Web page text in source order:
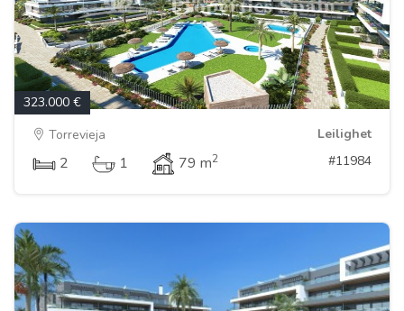
323.000 €
Torrevieja
Leilighet
2 1 79 m2 #11984